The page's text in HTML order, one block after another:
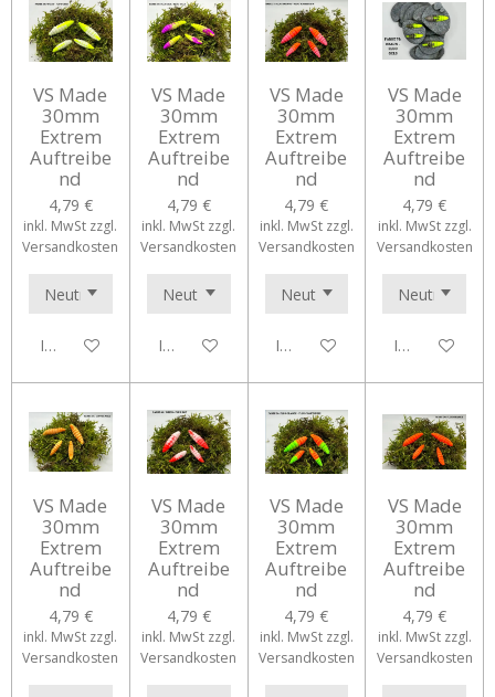
VS Made
30mm
Extrem
Auftreibe
nd
4,79 €
inkl. MwSt zzgl.
Versandkosten
In den Warenkorb
VS Made
30mm
Extrem
Auftreibe
nd
4,79 €
inkl. MwSt zzgl.
Versandkosten
In den Warenkorb
VS Made
30mm
Extrem
Auftreibe
nd
4,79 €
inkl. MwSt zzgl.
Versandkosten
In den Warenkorb
VS Made
30mm
Extrem
Auftreibe
nd
4,79 €
inkl. MwSt zzgl.
Versandkosten
In den
VS Made
30mm
Extrem
Auftreibe
nd
4,79 €
inkl. MwSt zzgl.
Versandkosten
VS Made
30mm
Extrem
Auftreibe
nd
4,79 €
inkl. MwSt zzgl.
Versandkosten
VS Made
30mm
Extrem
Auftreibe
nd
4,79 €
inkl. MwSt zzgl.
Versandkosten
VS Made
30mm
Extrem
Auftreibe
nd
4,79 €
inkl. MwSt zzgl.
Versandkosten